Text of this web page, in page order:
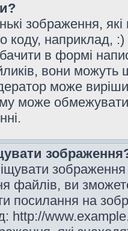
зображення, які
коду, наприклад,
в формі
вони
може
може обмежувати
файлів, ви
посилання на
http://